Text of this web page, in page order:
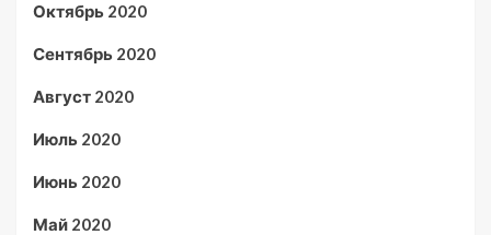
Октябрь 2020
Сентябрь 2020
Август 2020
Июль 2020
Июнь 2020
Май 2020